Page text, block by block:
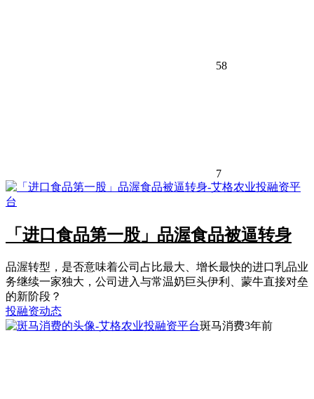
58
7
「进口食品第一股」品渥食品被逼转身
品渥转型，是否意味着公司占比最大、增长最快的进口乳品业
务继续一家独大，公司进入与常温奶巨头伊利、蒙牛直接对垒
的新阶段？
投融资动态
斑马消费3年前